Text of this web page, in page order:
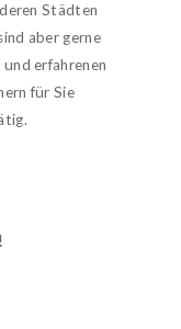
Städten
aber gerne
erfahrenen
für Sie